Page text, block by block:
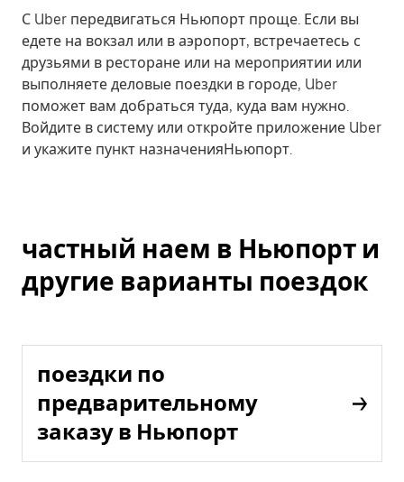
С Uber передвигаться Ньюпорт проще. Если вы
едете на вокзал или в аэропорт, встречаетесь с
друзьями в ресторане или на мероприятии или
выполняете деловые поездки в городе, Uber
поможет вам добраться туда, куда вам нужно.
Войдите в систему или откройте приложение Uber
и укажите пункт назначенияНьюпорт.
частный наем в Ньюпорт и
другие варианты поездок
поездки по
предварительному
заказу в Ньюпорт